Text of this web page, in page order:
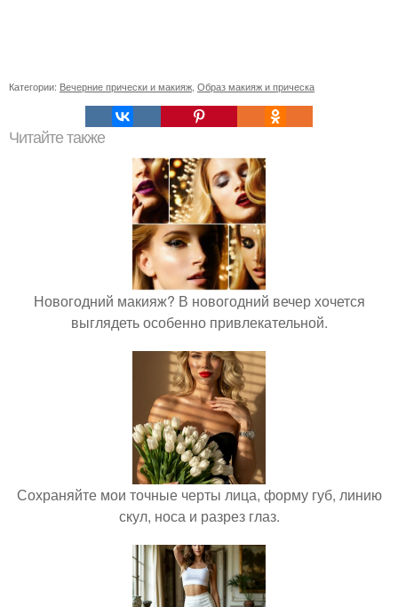
Категории: Вечерние прически и макияж Образ макияж и прическа
Читайте также
Новогодний макияж? В новогодний вечер хочется
выглядеть особенно привлекательной.
Сохраняйте мои точные черты лица, форму губ, линию
скул, носа и разрез глаз.